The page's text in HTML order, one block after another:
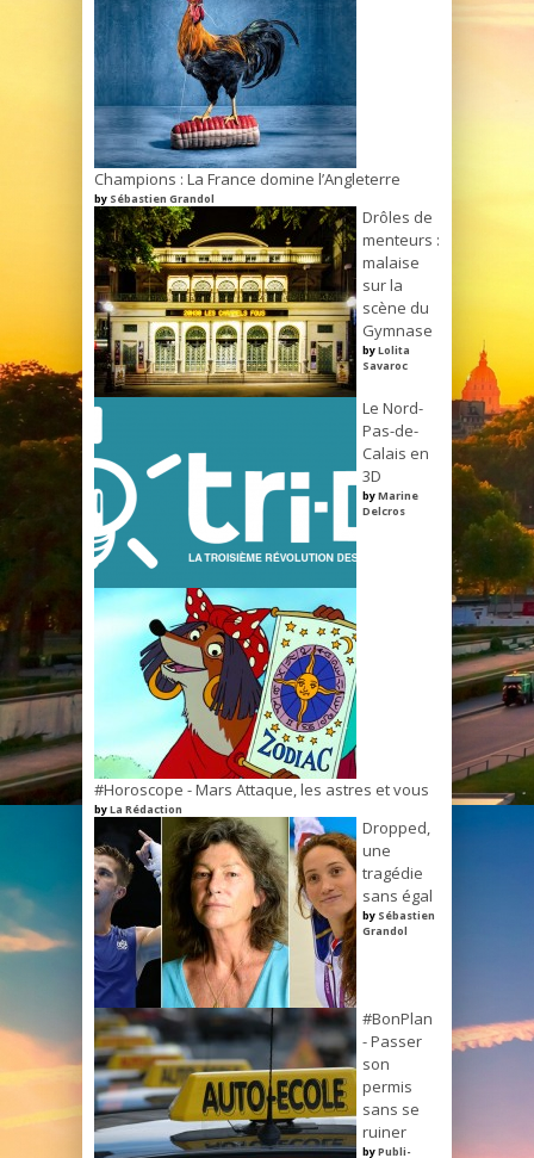
Champions : La France domine l’Angleterre
by Sébastien Grandol
Drôles de
menteurs :
malaise
sur la
scène du
Gymnase
byLolita
Savaroc
Le Nord-
Pas-de-
Calais en
3D
byMarine
Delcros
#Horoscope - Mars Attaque, les astres et vous
byLa Rédaction
Dropped,
une
tragédie
sans égal
by Sébastien
Grandol
#BonPlan
- Passer
son
permis
sans se
ruiner
byPubli-